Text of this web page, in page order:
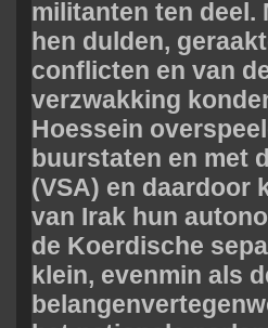
militanten ten deel.
hen dulden,
conflicten en van
verzwakking
Hoessein
buurstaten en met
(VSA) en daardoor
van Irak hun
de Koerdische
klein, evenmin als